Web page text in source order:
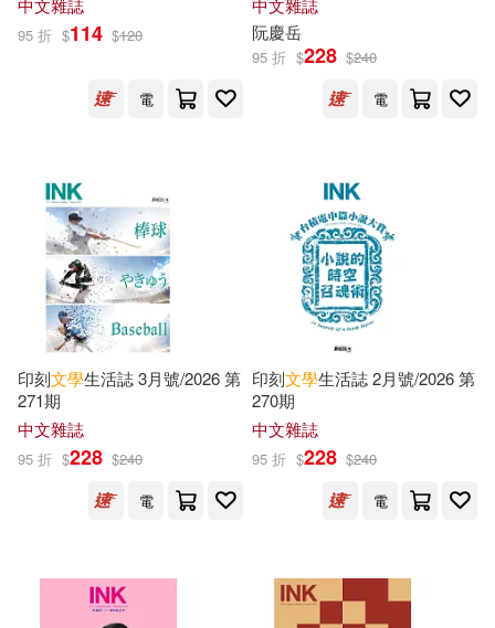
Various(4016)
Wowpooch(3998)
Wood(3978) Conrad(3963)
Grant(3959)
Simon(3820) Alex(3798)
Austen(3777)
Amanda(3757) Young(3750)
Wilde(3710)
中國中醫藥出版社(3236)
Facts on File(3193)
上海文藝出版社(3177)
上海外語教育出版社(3104)
根華(2951)
中文雜誌
95 折 $114 $120
電
中文雜誌
阮慶岳
95 折 $228 $240
電
印刻文學生活誌 3月號/2026 第
271期
中文雜誌
95 折 $228 $240
電
印刻文學生活誌 2月號/2026 第
270期
中文雜誌
95 折 $228 $240
電